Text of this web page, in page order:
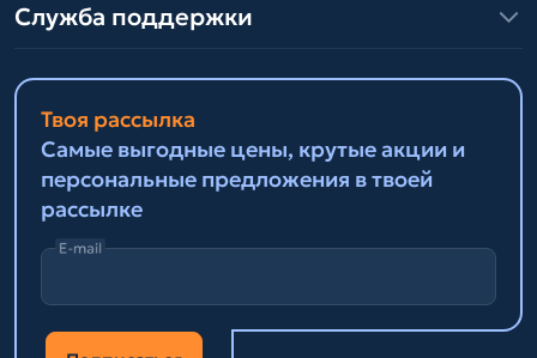
Служба поддержки
Твоя рассылка
Самые выгодные цены, крутые акции и
персональные предложения в твоей
рассылке
E-mail